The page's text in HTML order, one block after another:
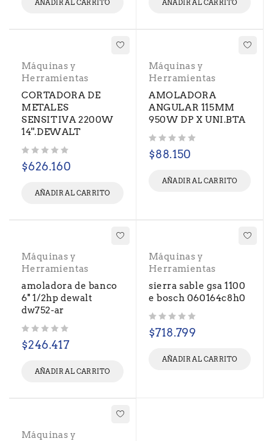
AÑADIR AL CARRITO AÑADIR AL CARRITO
Máquinas y
Herramientas
CORTADORA DE
METALES
SENSITIVA 2200W
14''.DEWALT
$626.160
AÑADIR AL CARRITO
Máquinas y
Herramientas
AMOLADORA
ANGULAR 115MM
950W DP X UNI.BTA
$88.150
AÑADIR AL CARRITO
Máquinas y
Herramientas
amoladora de banco
6'' 1/2hp dewalt
dw752-ar
$246.417
AÑADIR AL CARRITO
Máquinas y
Herramientas
sierra sable gsa 1100
e bosch 060164c8h0
$718.799
AÑADIR AL CARRITO
Máquinas y